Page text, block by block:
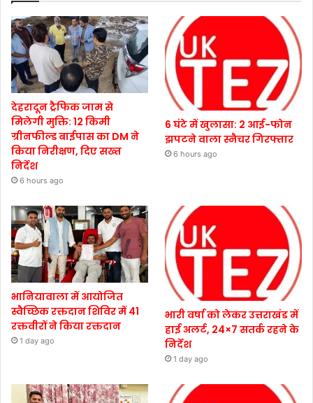
देहरादून ट्रैफिक जाम से
मिलेगी मुक्ति: 12 किमी
ग्रीनफील्ड बाईपास का DM ने
किया निरीक्षण, दिए सख्त
निर्देश
6 hours ago
6 घंटे में खुलासा: 2 आई-फोन
झपटने वाला स्नैचर गिरफ्तार
6 hours ago
भानियावाला में आयोजित
स्वैच्छिक रक्तदान शिविर में 41
रक्तवीरों ने किया रक्तदान
1 day ago
भारी वर्षा को लेकर उत्तराखंड में
हाई अलर्ट, 24×7 सतर्क रहने के
निर्देश
1 day ago